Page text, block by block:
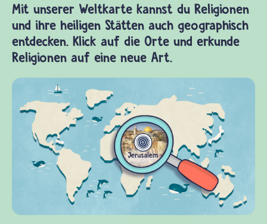
Mit unserer Weltkarte kannst du Religionen
und ihre heiligen Stätten auch geographisch
entdecken. Klick auf die Orte und erkunde
Religionen auf eine neue Art.